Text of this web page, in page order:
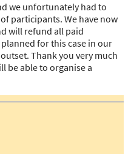
we unfortunately had to
participants. We have now
will refund all paid
for this case in our
Thank you very much
be able to organise a